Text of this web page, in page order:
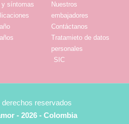
y síntomas
Nuestros
embajadores
Contáctanos
Tratamieto de datos
personales
SIC
reservados
- 2026 - Colombia